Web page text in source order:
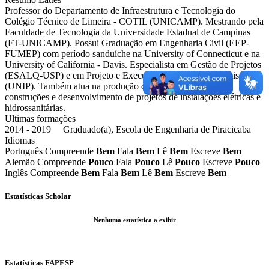
Professor do Departamento de Infraestrutura e Tecnologia do
Colégio Técnico de Limeira - COTIL (UNICAMP). Mestrando pela
Faculdade de Tecnologia da Universidade Estadual de Campinas
(FT-UNICAMP). Possui Graduação em Engenharia Civil (EEP-
FUMEP) com período sanduíche na University of Connecticut e na
University of California - Davis. Especialista em Gestão de Projetos
(ESALQ-USP) e em Projeto e Execução de Sistemas Prediais
(UNIP). Também atua na produção de modelos virtuais para
construções e desenvolvimento de projetos de instalações elétricas e
hidrossanitárias.
Ultimas formações
2014 - 2019 Graduado(a), Escola de Engenharia de Piracicaba
Idiomas
Português Compreende Bem Fala Bem Lê Bem Escreve Bem
Alemão Compreende Pouco Fala Pouco Lê Pouco Escreve Pouco
Inglês Compreende Bem Fala Bem Lê Bem Escreve Bem
Estatísticas Scholar
Nenhuma estatística a exibir
Estatísticas FAPESP